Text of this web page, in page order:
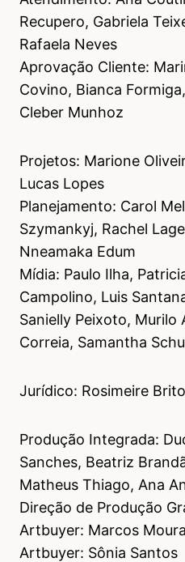
Recupero, Gabriela
Rafaela Neves
Aprovação Cliente:
Covino, Bianca
Cleber Munhoz
Projetos: Marione
Lucas Lopes
Planejamento: Carol
Szymankyj, Rachel
Nneamaka Edum
Mídia: Paulo Ilha,
Campolino, Luis
Sanielly Peixoto, Murilo
Correia, Samantha
Jurídico: Rosimeire
Produção Integrada:
Sanches, Beatriz
Matheus Thiago, Ana
Direção de Produção
Artbuyer: Marcos Moura
Artbuyer: Sônia Santos